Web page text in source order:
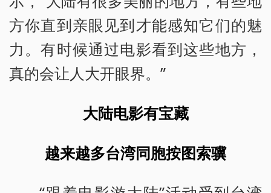
方你直到亲眼见到才能感知它们的魅
力。有时候通过电影看到这些地方，
真的会让人大开眼界。”
大陆电影有宝藏
越来越多台湾同胞按图索骥